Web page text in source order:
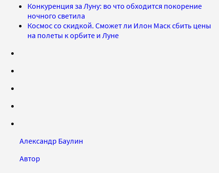
Конкуренция за Луну: во что обходится покорение
ночного светила
Космос со скидкой. Сможет ли Илон Маск сбить цены
на полеты к орбите и Луне
Александр Баулин
Автор